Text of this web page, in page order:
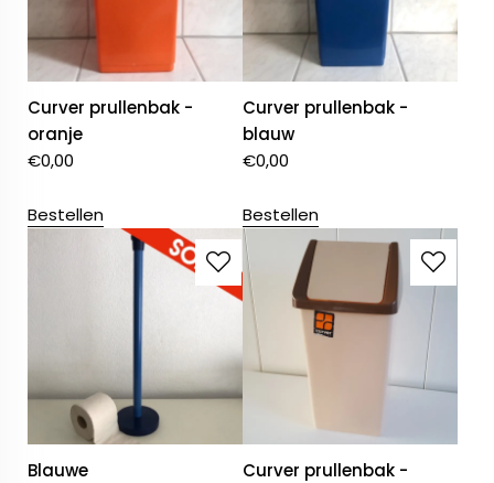
Curver prullenbak -
oranje
€0,00
Bestellen
Curver prullenbak -
blauw
€0,00
Bestellen
Blauwe
Curver prullenbak -